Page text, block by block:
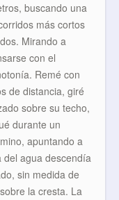
buscando una
más cortos
Mirando a
con el
Remé con
de distancia, giré
sobre su techo,
durante un
apuntando a
del agua descendía
sin medida de
la cresta. La